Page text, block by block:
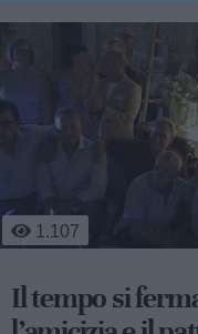
1.107
Il tempo si